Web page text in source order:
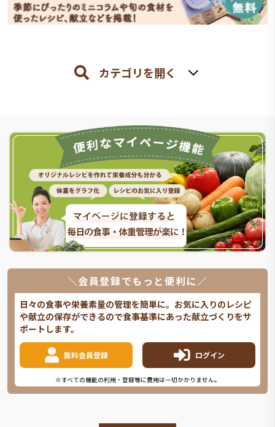
カテゴリを開く
＼会員登録でもっと便利に／
日々の食事や栄養素量の管理を簡単に。お気に入りのレシピ
や献立の保存ができるので食事基準にあった献立づくりをサ
ポートします。
無料会員登録 ログイン
※すべての機能の利用・登録等に費用は一切かかりません。